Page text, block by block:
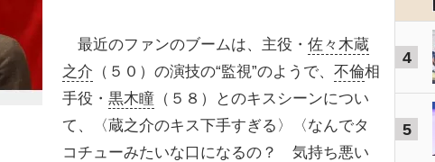
最近のファンのブームは、主役・ 佐々木蔵
之介 （５０）の演技の“監視”のようで、 不倫相
手役・ 黒木瞳 （５８）とのキスシーンについ
て、〈蔵之介のキス下手すぎる〉〈なんでタ
コチューみたいな口になるの？ 気持ち悪い
4
5